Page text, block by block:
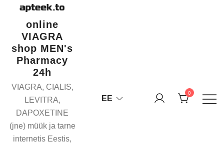
content
online
VIAGRA
shop MEN's
Pharmacy
24h
VIAGRA, CIALIS,
LEVITRA,
DAPOXETINE
(jne) müük ja tarne
internetis Eestis,
EE
0